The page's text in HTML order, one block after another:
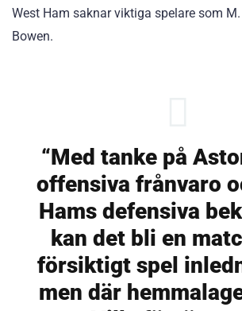
West Ham saknar viktiga spelare som
Bowen.
“Med tanke på
offensiva frånvaro
Hams defensiva
kan det bli en
försiktigt spel
men där